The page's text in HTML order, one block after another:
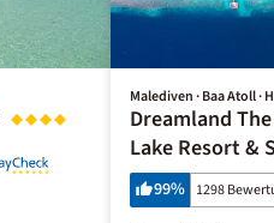
Malediven · Baa Atoll ·
Dreamland
Lake Resort &
99% 1298